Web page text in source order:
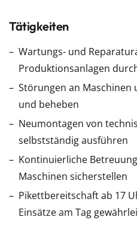
Tätigkeiten
Wartungs- und
Produktionsanlagen
Störungen an Maschinen
und beheben
Neumontagen von
selbstständig ausführen
Kontinuierliche
Maschinen sicherstellen
Pikettbereitschaft ab 17
Einsätze am Tag